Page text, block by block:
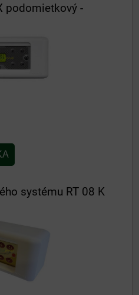
podomietkový -
systému RT 08 K